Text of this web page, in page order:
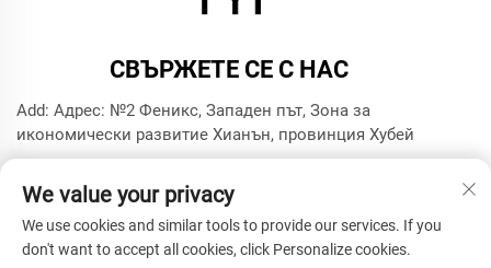
СВЪРЖЕТЕ СЕ С НАС
Add: Адрес: №2 Феникс, Западен път, Зона за
икономически развитие Хианън, провинция Хубей
Имейл:[email protected]
We value your privacy
We use cookies and similar tools to provide our services. If you
don't want to accept all cookies, click Personalize cookies.